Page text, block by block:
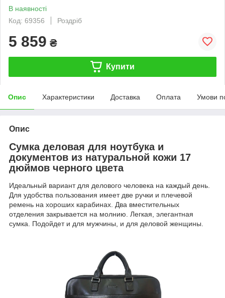
В наявності
Код: 69356
Роздріб
5 859 ₴
Купити
Опис Характеристики Доставка Оплата Умови
Опис
Сумка деловая для ноутбука и
документов из натуральной кожи 17
дюймов черного цвета
Идеальный вариант для делового человека на каждый день.
Для удобства пользования имеет две ручки и плечевой
ремень на хороших карабинах. Два вместительных
отделения закрывается на молнию. Легкая, элегантная
сумка. Подойдет и для мужчины, и для деловой женщины.